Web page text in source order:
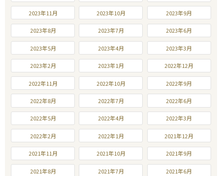
2023年11月 2023年10月 2023年9月
2023年8月 2023年7月 2023年6月
2023年5月 2023年4月 2023年3月
2023年2月 2023年1月 2022年12月
2022年11月 2022年10月 2022年9月
2022年8月 2022年7月 2022年6月
2022年5月 2022年4月 2022年3月
2022年2月 2022年1月 2021年12月
2021年11月 2021年10月 2021年9月
2021年8月 2021年7月 2021年6月